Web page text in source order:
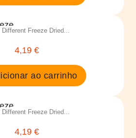
4,19 €
ao carrinho
4,19 €